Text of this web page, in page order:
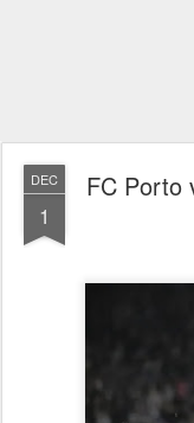
DEC
1
FC Porto